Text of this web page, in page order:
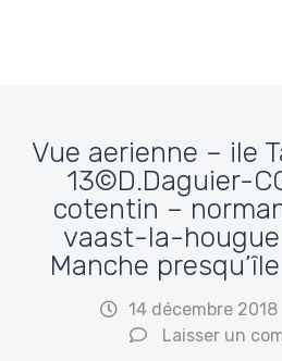
Vue aerienne – ile
13©D.Daguier-
cotentin –
vaast-la-
Manche
14 décembre 2018
Laisser un